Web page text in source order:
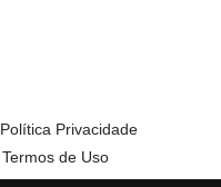
Política Privacidade
Termos de Uso